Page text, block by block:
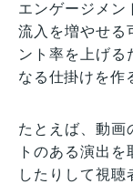
エンゲージメン
流入を増やせる
ント率を上げる
なる仕掛けを作
たとえば、動画
トのある演出
したりして視